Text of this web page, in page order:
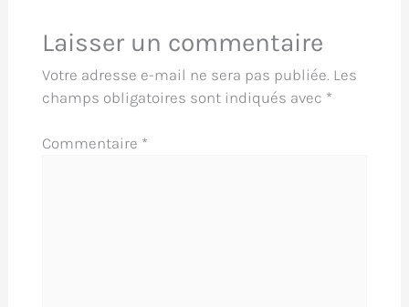
Laisser un commentaire
Votre adresse e-mail ne sera pas publiée. Les
champs obligatoires sont indiqués avec *
Commentaire *